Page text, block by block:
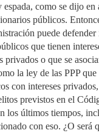
espada, como se dijo
públicos.
puede defender
que tienen
privados o que se
la ley de las PPP
con intereses
previstos en el
los últimos tiempos,
con eso. ¿O será